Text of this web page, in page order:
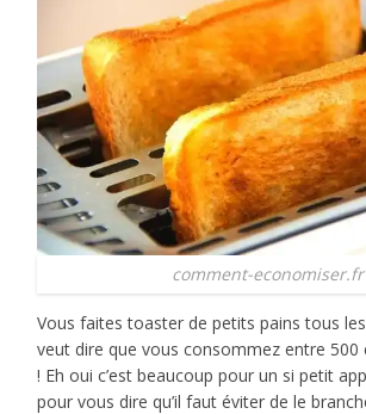
comment-economiser.fr
Vous faites toaster de petits pains tous
veut dire que vous consommez entre 500
! Eh oui c’est beaucoup pour un si petit
pour vous dire qu’il faut éviter de le